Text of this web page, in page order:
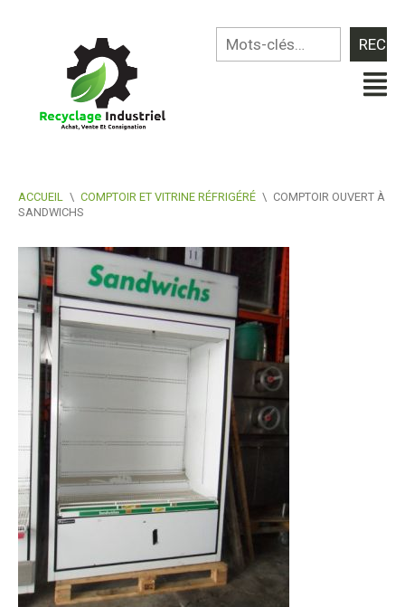
ACCUEIL \ COMPTOIR ET VITRINE RÉFRIGÉRÉ \ COMPTOIR OUVERT À
SANDWICHS